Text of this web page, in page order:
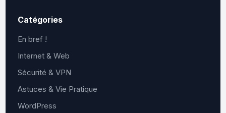
Catégories
En bref !
Internet & Web
Sécurité & VPN
Astuces & Vie Pratique
WordPress